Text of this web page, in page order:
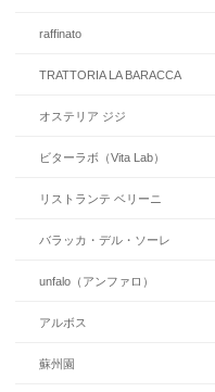
raffinato
TRATTORIA LA BARACCA
オステリア ジジ
ビターラボ（Vita Lab）
リストランテ ベリーニ
バラッカ・デル・ソーレ
unfalo（アンファロ）
アルボス
蘇州園